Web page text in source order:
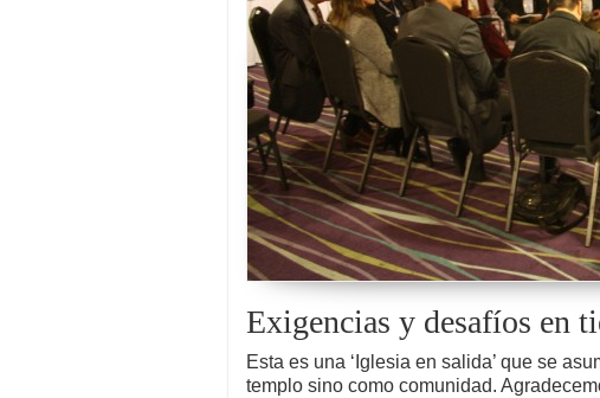
Exigencias y desafíos en
Esta es una ‘Iglesia en salida’ que se
templo sino como comunidad.